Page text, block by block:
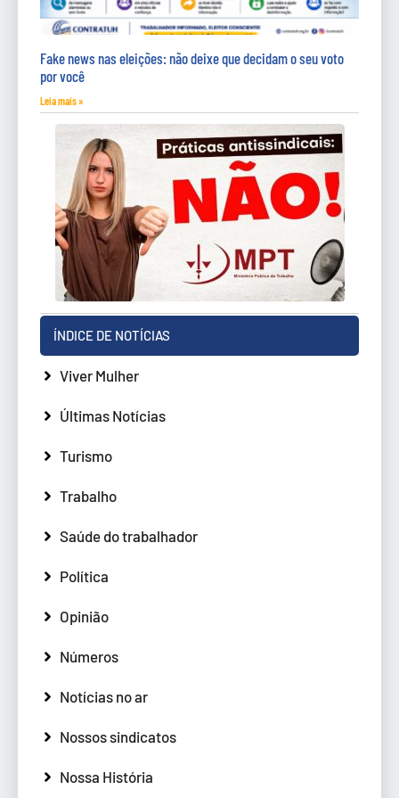
Fake news nas eleições: não deixe que decidam o seu voto
por você
Leia mais »
ÍNDICE DE NOTÍCIAS
Viver Mulher
Últimas Notícias
Turismo
Trabalho
Saúde do trabalhador
Política
Opinião
Números
Notícias no ar
Nossos sindicatos
Nossa História